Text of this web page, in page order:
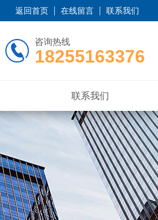
返回首页 在线留言 联系我们
咨询热线
18255163376
联系我们